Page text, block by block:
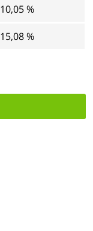
10,05 %
15,08 %